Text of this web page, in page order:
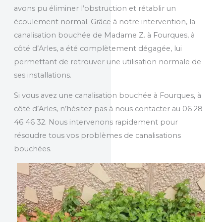
avons pu éliminer l’obstruction et rétablir un
écoulement normal. Grâce à notre intervention, la
canalisation bouchée de Madame Z. à Fourques, à
côté d’Arles, a été complètement dégagée, lui
permettant de retrouver une utilisation normale de
ses installations.
Si vous avez une canalisation bouchée à Fourques, à
côté d’Arles, n’hésitez pas à nous contacter au 06 28
46 46 32. Nous intervenons rapidement pour
résoudre tous vos problèmes de canalisations
bouchées.